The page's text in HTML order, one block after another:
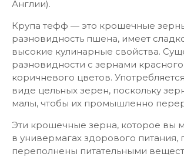
Англии).
Крупа тефф — это крошечные
разновидность пшена, имеет
высокие кулинарные свойства.
разновидности с зернами
коричневого цветов.
виде цельных зерен, поскольку
малы, чтобы их промышленно
Эти крошечные зерна, которое вы
в универмагах здорового питания,
переполнены питательными